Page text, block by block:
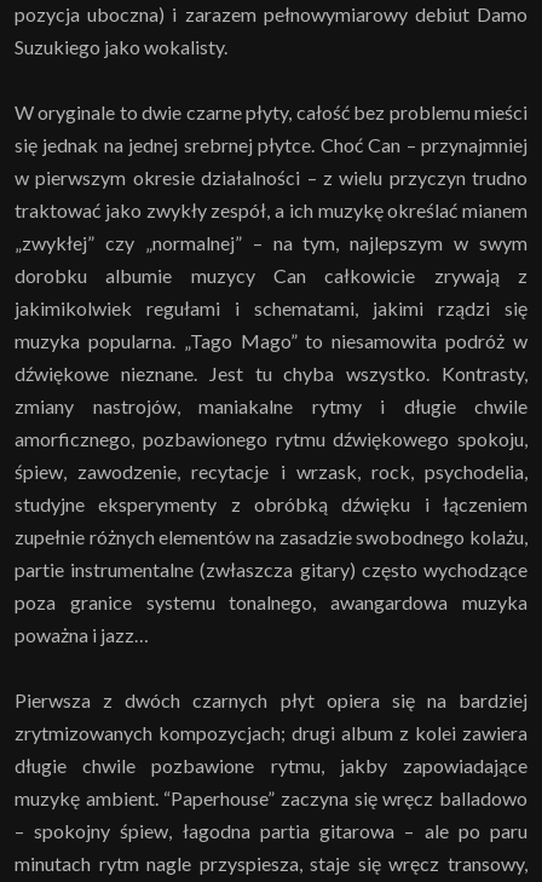
pozycja uboczna) i zarazem pełnowymiarowy debiut Damo
Suzukiego jako wokalisty.
W oryginale to dwie czarne płyty, całość bez problemu mieści
się jednak na jednej srebrnej płytce. Choć Can – przynajmniej
w pierwszym okresie działalności – z wielu przyczyn trudno
traktować jako zwykły zespół, a ich muzykę określać mianem
„zwykłej” czy „normalnej” – na tym, najlepszym w swym
dorobku albumie muzycy Can całkowicie zrywają z
jakimikolwiek regułami i schematami, jakimi rządzi się
muzyka popularna. „Tago Mago” to niesamowita podróż w
dźwiękowe nieznane. Jest tu chyba wszystko. Kontrasty,
zmiany nastrojów, maniakalne rytmy i długie chwile
amorficznego, pozbawionego rytmu dźwiękowego spokoju,
śpiew, zawodzenie, recytacje i wrzask, rock, psychodelia,
studyjne eksperymenty z obróbką dźwięku i łączeniem
zupełnie różnych elementów na zasadzie swobodnego kolażu,
partie instrumentalne (zwłaszcza gitary) często wychodzące
poza granice systemu tonalnego, awangardowa muzyka
poważna i jazz…
Pierwsza z dwóch czarnych płyt opiera się na bardziej
zrytmizowanych kompozycjach; drugi album z kolei zawiera
długie chwile pozbawione rytmu, jakby zapowiadające
muzykę ambient. “Paperhouse” zaczyna się wręcz balladowo
– spokojny śpiew, łagodna partia gitarowa – ale po paru
minutach rytm nagle przyspiesza, staje się wręcz transowy,